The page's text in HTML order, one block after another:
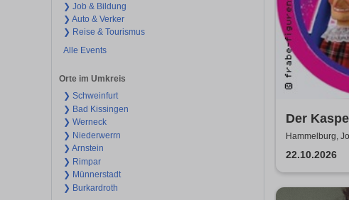
❯ Job & Bildung
❯ Auto & Verker
❯ Reise & Tourismus
Alle Events
Orte im Umkreis
❯ Schweinfurt
❯ Bad Kissingen
❯ Werneck
❯ Niederwerrn
❯ Arnstein
❯ Rimpar
❯ Münnerstadt
❯ Burkardroth
Der
Freunde
frabe-
Hammelburg,
22.10.2026